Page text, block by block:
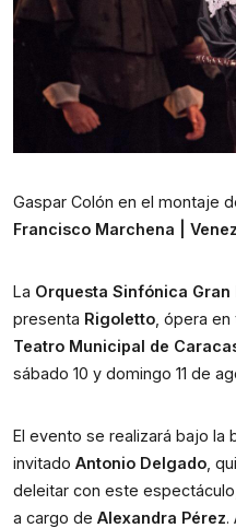
Gaspar Colón en el montaje
Francisco Marchena |
La Orquesta Sinfónica
presenta Rigoletto
Teatro Municipal de
sábado 10 y domingo 11 de
El evento se realizará bajo la
invitado Antonio Delgado ,
deleitar con este
a cargo de Alexandra Pérez.